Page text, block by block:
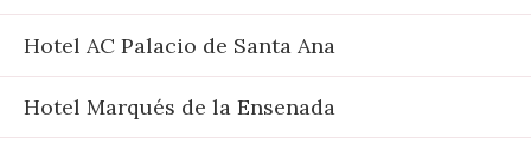
Hotel AC Palacio de Santa Ana
Hotel Marqués de la Ensenada